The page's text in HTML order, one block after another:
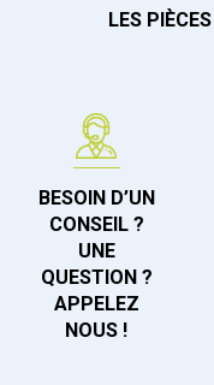
LES PIÈCES
BESOIN D’UN
CONSEIL ?
UNE
QUESTION ?
APPELEZ
NOUS !